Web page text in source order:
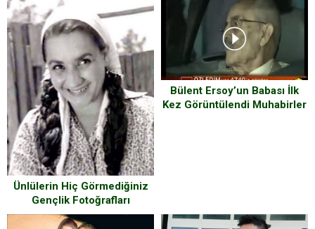
Ünlülerin Hiç Görmediğiniz
Gençlik Fotoğrafları
Bülent Ersoy’un Babası İlk
Kez Görüntülendi Muhabirler